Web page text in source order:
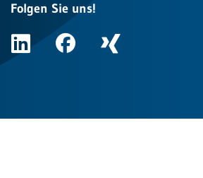
Folgen Sie uns!